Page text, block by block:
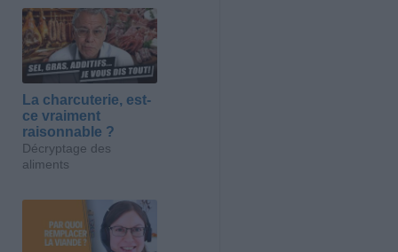
La charcuterie, est-
ce vraiment
raisonnable ?
Décryptage des
aliments